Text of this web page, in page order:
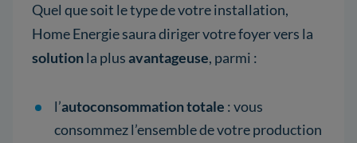
Quel que soit le type de votre installation,
Home Energie saura diriger votre foyer vers la
solutionla plusavantageuse, parmi :
l’autoconsommation totale : vous
consommez l’ensemble de votre production